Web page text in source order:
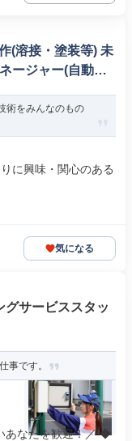
(溶接・塗装等) 未
ージャー(自動車/
術をみんなのもの
に興味・関心のある
気になる
グサービススタッ
事です。
あなたを歓迎！／ ◆